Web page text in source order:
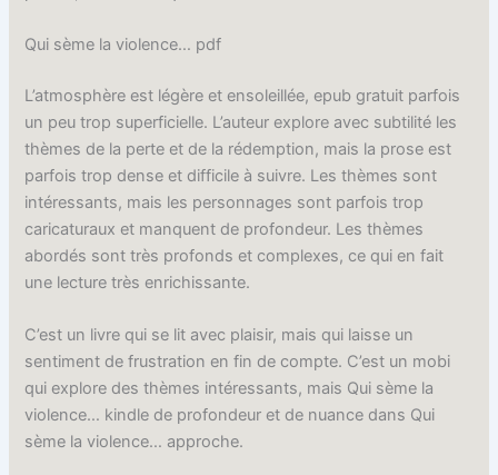
Qui sème la violence… pdf
L’atmosphère est légère et ensoleillée, epub gratuit parfois
un peu trop superficielle. L’auteur explore avec subtilité les
thèmes de la perte et de la rédemption, mais la prose est
parfois trop dense et difficile à suivre. Les thèmes sont
intéressants, mais les personnages sont parfois trop
caricaturaux et manquent de profondeur. Les thèmes
abordés sont très profonds et complexes, ce qui en fait
une lecture très enrichissante.
C’est un livre qui se lit avec plaisir, mais qui laisse un
sentiment de frustration en fin de compte. C’est un mobi
qui explore des thèmes intéressants, mais Qui sème la
violence… kindle de profondeur et de nuance dans Qui
sème la violence… approche.